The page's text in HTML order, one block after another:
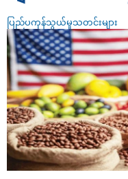
ပြည်ပကုန်သွယ်မှုသတင်းများ